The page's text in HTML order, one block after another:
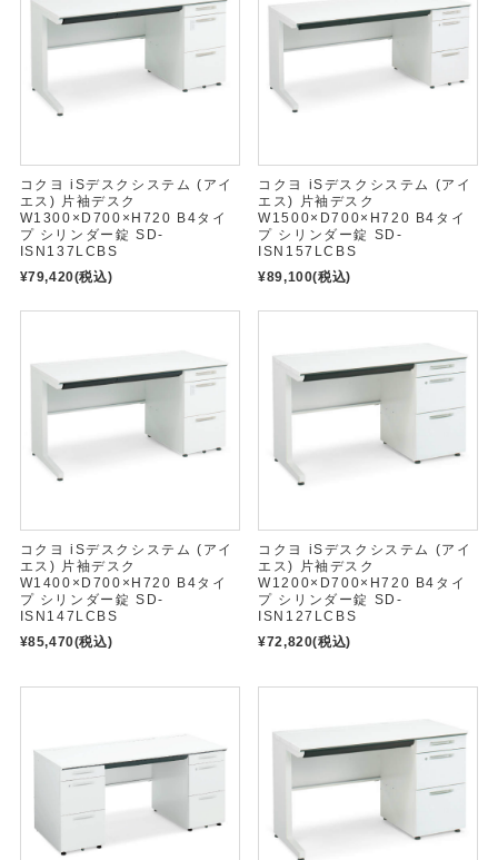
コクヨ iSデスクシステム (アイ
エス) 片袖デスク
W1300×D700×H720 B4タイ
プ シリンダー錠 SD-
ISN137LCBS
¥79,420(税込)
コクヨ iSデスクシステム (アイ
エス) 片袖デスク
W1500×D700×H720 B4タイ
プ シリンダー錠 SD-
ISN157LCBS
¥89,100(税込)
コクヨ iSデスクシステム (アイ
エス) 片袖デスク
W1400×D700×H720 B4タイ
プ シリンダー錠 SD-
ISN147LCBS
¥85,470(税込)
コクヨ iSデスクシステム (アイ
エス) 片袖デスク
W1200×D700×H720 B4タイ
プ シリンダー錠 SD-
ISN127LCBS
¥72,820(税込)